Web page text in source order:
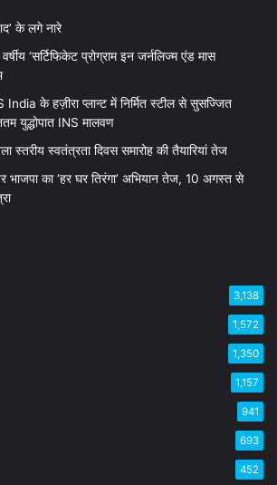
के लगे नारे
‘सर्टिफिकेट प्रोग्राम इन जर्नलिज्म एंड मास
के हज़ीरा प्लान्ट में निर्मित स्टील से सुसज्जित
युद्धोपात INS मालवण
स्वतंत्रता दिवस समारोह की तैयारियां तेज
भाजपा का ‘हर घर तिरंगा’ अभियान तेज, 10 अगस्त से
3,138
1,572
1,350
1,157
941
693
452